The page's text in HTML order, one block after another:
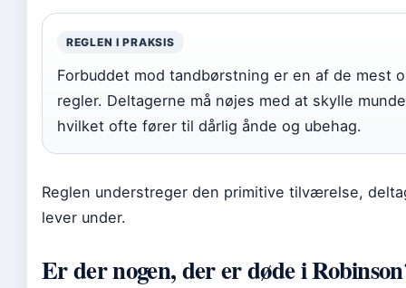
REGLEN I PRAKSIS
Forbuddet mod tandbørstning er en af de mest
regler. Deltagerne må nøjes med at skylle
hvilket ofte fører til dårlig ånde og ubehag.
Reglen understreger den primitive tilværelse,
lever under.
Er der nogen, der er døde i